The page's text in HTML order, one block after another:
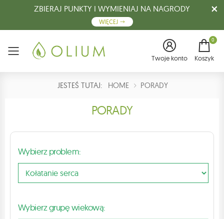
ZBIERAJ PUNKTY I WYMIENIAJ NA NAGRODY
WIĘCEJ
Menu Twoje konto
0
Koszyk
JESTEŚ TUTAJ: HOME PORADY
PORADY
Wybierz problem:
Wybierz grupę wiekową: